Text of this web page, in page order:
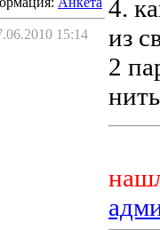
15:14
4.
из
2